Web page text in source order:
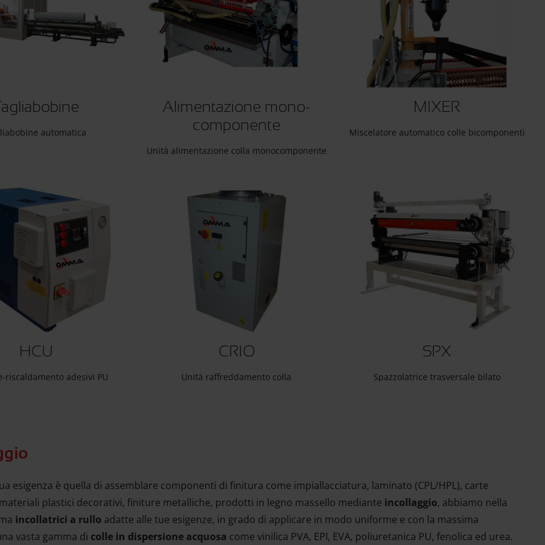
automatica
Alimentazione mono-
componente
Unità alimentazione colla monocomponente
MIXER
Miscelatore automatico colle bicomponenti
HCU
riscaldamento adesivi PU
CRIO
Unità raffreddamento colla
SPX
Spazzolatrice trasversale bilato
esigenza è quella di assemblare componenti di finitura come impiallacciatura, laminato (CPL/HPL), carte
plastici decorativi, finiture metalliche, prodotti in legno massello mediante incollaggio, abbiamo nella
incollatrici a rullo adatte alle tue esigenze, in grado di applicare in modo uniforme e con la massima
vasta gamma di colle in dispersione acquosa come vinilica PVA, EPI, EVA, poliuretanica PU, fenolica ed urea.